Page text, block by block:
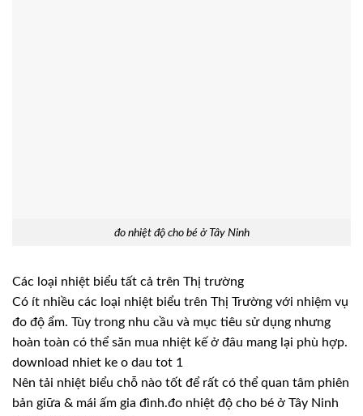
đo nhiệt độ cho bé ở Tây Ninh
Các loại nhiệt biểu tất cả trên Thị trường
Có ít nhiều các loại nhiệt biểu trên Thị Trường với nhiệm vụ
đo độ ẩm. Tùy trong nhu cầu và mục tiêu sử dụng nhưng
hoàn toàn có thể săn mua nhiệt kế ở đâu mang lại phù hợp.
download nhiet ke o dau tot 1
Nên tải nhiệt biểu chỗ nào tốt để rất có thể quan tâm phiên
bản giữa & mái ấm gia đình.đo nhiệt độ cho bé ở Tây Ninh